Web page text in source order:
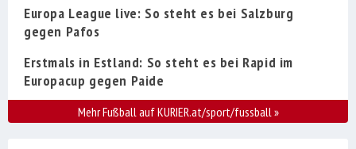
Europa League live: So steht es bei Salzburg
gegen Pafos
Erstmals in Estland: So steht es bei Rapid im
Europacup gegen Paide
Mehr Fußball auf KURIER.at/sport/fussball»